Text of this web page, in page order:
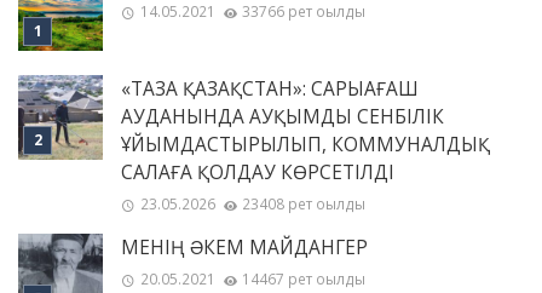
14.05.2021 33766 рет оқылды
«ТАЗА ҚАЗАҚСТАН»: САРЫАҒАШ
АУДАНЫНДА АУҚЫМДЫ СЕНБІЛІК
ҰЙЫМДАСТЫРЫЛЫП, КОММУНАЛДЫҚ
САЛАҒА ҚОЛДАУ КӨРСЕТІЛДІ
23.05.2026 23408 рет оқылды
МЕНІҢ ƏКЕМ МАЙДАНГЕР
20.05.2021 14467 рет оқылды